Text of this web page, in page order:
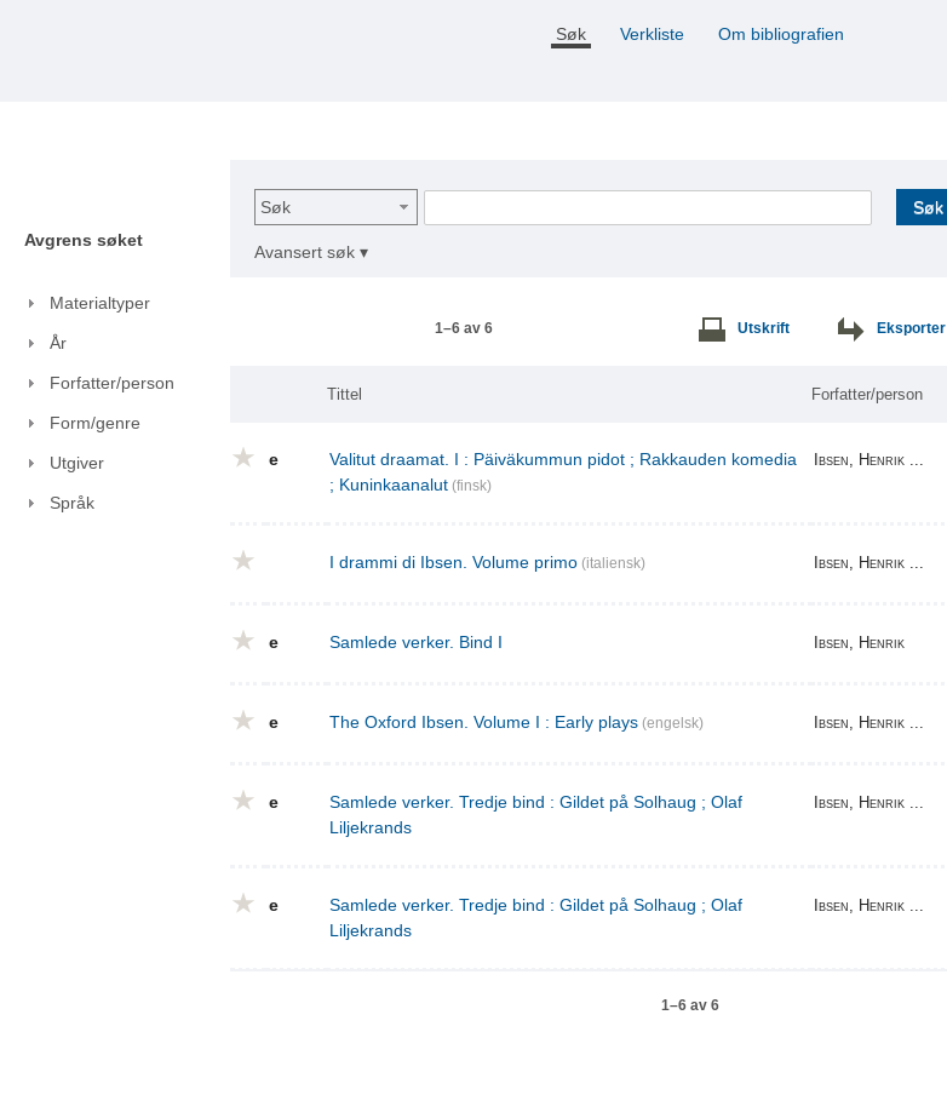
Søk Verkliste Om bibliografien
Avgrens søket
Materialtyper
År
Forfatter/person
Form/genre
Utgiver
Språk
Søk Søk
Avansert søk ▾
1–6 av 6 Utskrift Eksporter
Tittel Forfatter/person
e
Valitut draamat. I : Päiväkummun pidot ; Rakkauden komedia
; Kuninkaanalut (finsk)
Ibsen, Henrik ...
I drammi di Ibsen. Volume primo (italiensk) Ibsen, Henrik ...
e Samlede verker. Bind I Ibsen, Henrik
e The Oxford Ibsen. Volume I : Early plays (engelsk) Ibsen, Henrik ...
e
Samlede verker. Tredje bind : Gildet på Solhaug ; Olaf
Liljekrands
Ibsen, Henrik ...
e
Samlede verker. Tredje bind : Gildet på Solhaug ; Olaf
Liljekrands
Ibsen, Henrik ...
1–6 av 6